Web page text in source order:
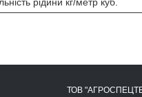
рідини кг/метр куб.